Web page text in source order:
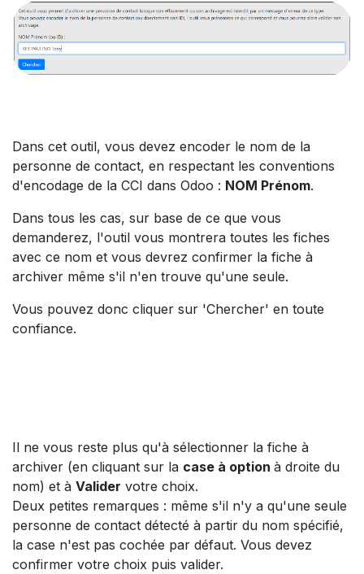
Dans cet outil, vous devez encoder le nom de la
personne de contact, en respectant les conventions
d'encodage de la CCI dans Odoo : NOM Prénom.
Dans tous les cas, sur base de ce que vous
demanderez, l'outil vous montrera toutes les fiches
avec ce nom et vous devrez confirmer la fiche à
archiver même s'il n'en trouve qu'une seule.
Vous pouvez donc cliquer sur 'Chercher' en toute
confiance.
Il ne vous reste plus qu'à sélectionner la fiche à
archiver (en cliquant sur la case à option à droite du
nom) et à Valider votre choix.
Deux petites remarques : même s'il n'y a qu'une seule
personne de contact détecté à partir du nom spécifié,
la case n'est pas cochée par défaut. Vous devez
confirmer votre choix puis valider.